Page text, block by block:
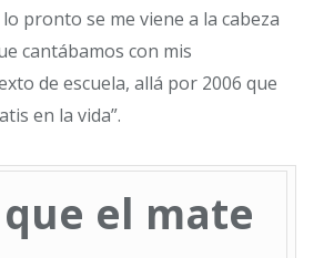
pronto se me viene a la cabeza
cantábamos con mis
de escuela, allá por 2006 que
en la vida”.
el mate